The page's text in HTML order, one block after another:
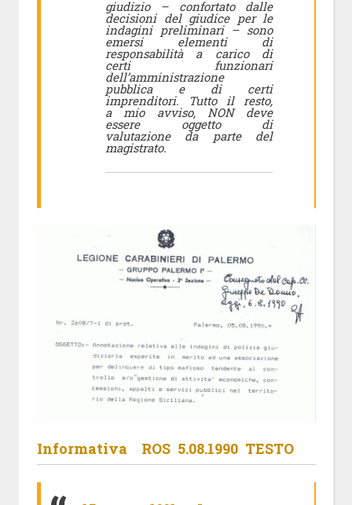
giudizio – confortato dalle
decisioni del giudice per le
indagini preliminari – sono
emersi elementi di
responsabilità a carico di
certi funzionari
dell’amministrazione
pubblica e di certi
imprenditori. Tutto il resto,
a mio avviso, NON deve
essere oggetto di
valutazione da parte del
magistrato.
Informativa ROS 5.08.1990 TESTO